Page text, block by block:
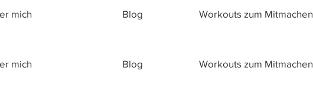
mich Blog Workouts zum Mitmachen
mich Blog Workouts zum Mitmachen